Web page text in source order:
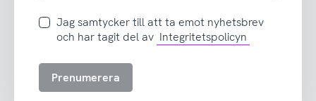
Jag
samtycker
att
Jag samtycker till att ta emot nyhetsbrev
och har tagit del av Integritetspolicyn
Prenumerera